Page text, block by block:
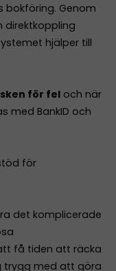
Genom
direktkoppling
hjälper till
för fel och när
med BankID och
för
det komplicerade
få tiden att räcka
trygg med att göra